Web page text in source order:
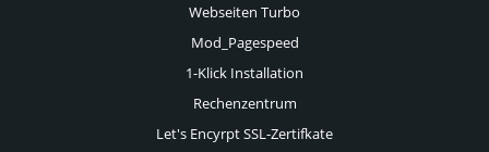
Webseiten Turbo
Mod_Pagespeed
1-Klick Installation
Rechenzentrum
Let's Encyrpt SSL-Zertifkate